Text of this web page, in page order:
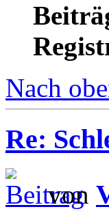
Nach
Re:
von